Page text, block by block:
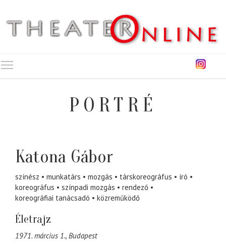
PORTRÉ
Katona Gábor
színész munkatárs mozgás társkoreográfus
író
koreográfus
színpadi mozgás
rendező
koreográfiai tanácsadó
közreműködő
Életrajz
1971. március 1., Budapest